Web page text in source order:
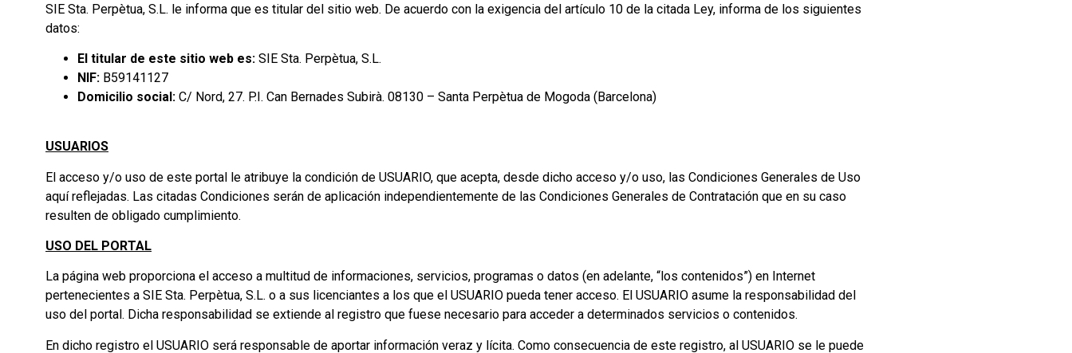
SIE Sta. Perpètua, S.L. le informa que es titular del sitio web. De acuerdo con la exigencia del artículo 10 de la citada Ley, informa de los siguientes
datos:
El titular de este sitio web es: SIE Sta. Perpètua, S.L.
NIF: B59141127
Domicilio social: C/ Nord, 27. P.I. Can Bernades Subirà. 08130 – Santa Perpètua de Mogoda (Barcelona)
USUARIOS
El acceso y/o uso de este portal le atribuye la condición de USUARIO, que acepta, desde dicho acceso y/o uso, las Condiciones Generales de Uso
aquí reflejadas. Las citadas Condiciones serán de aplicación independientemente de las Condiciones Generales de Contratación que en su caso
resulten de obligado cumplimiento.
USO DEL PORTAL
La página web proporciona el acceso a multitud de informaciones, servicios, programas o datos (en adelante, “los contenidos”) en Internet
pertenecientes a SIE Sta. Perpètua, S.L. o a sus licenciantes a los que el USUARIO pueda tener acceso. El USUARIO asume la responsabilidad del
uso del portal. Dicha responsabilidad se extiende al registro que fuese necesario para acceder a determinados servicios o contenidos.
En dicho registro el USUARIO será responsable de aportar información veraz y lícita. Como consecuencia de este registro, al USUARIO se le puede